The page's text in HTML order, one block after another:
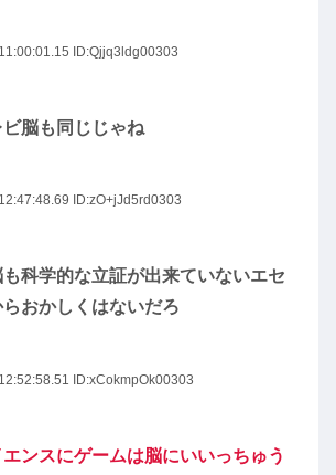
ID:Qjjq3ldg00303
脳も同じじゃね
ID:zO+jJd5rd0303
科学的な立証が出来ていないエセ
おかしくはないだろ
ID:xCokmpOk00303
エンスにゲームは脳にいいっちゅう